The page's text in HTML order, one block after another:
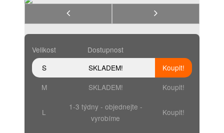
Velikost
Dostupnost
S
SKLADEM!
Koupit!
M
SKLADEM! Koupit!
L
1-3 týdny - objednejte -
vyrobíme
Koupit!